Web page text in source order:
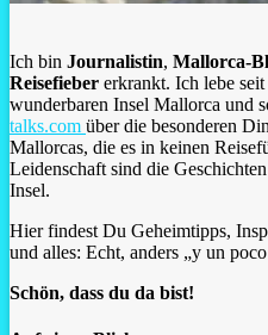
Ich bin Journalistin, Mallorca-
Reisefieber erkrankt. Ich lebe
wunderbaren Insel Mallorca und
talks.com über die besonderen
Mallorcas, die es in keinen
Leidenschaft sind die
Insel.
Hier findest Du Geheimtipps,
und alles: Echt, anders „y un
Schön, dass du da bist!